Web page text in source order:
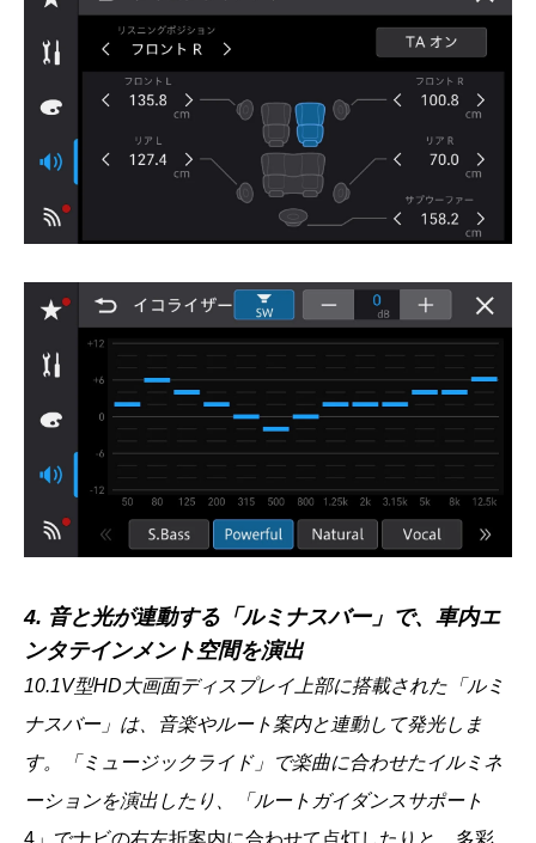
4. 音と光が連動する「ルミナスバー」で、車内エ
ンタテインメント空間を演出
10.1V型HD大画面ディスプレイ上部に搭載された「ルミ
ナスバー」は、音楽やルート案内と連動して発光しま
す。「ミュージックライド」で楽曲に合わせたイルミネ
ーションを演出したり、「ルートガイダンスサポート
4」でナビの右左折案内に合わせて点灯したりと、多彩